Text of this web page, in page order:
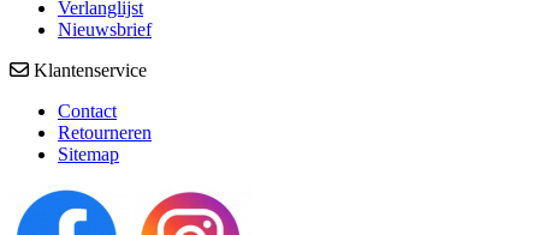
Verlanglijst
Nieuwsbrief
Klantenservice
Contact
Retourneren
Sitemap